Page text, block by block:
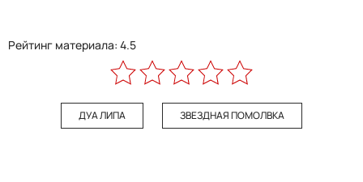
Рейтинг материала: 4.5
ДУА ЛИПА ЗВЕЗДНАЯ ПОМОЛВКА